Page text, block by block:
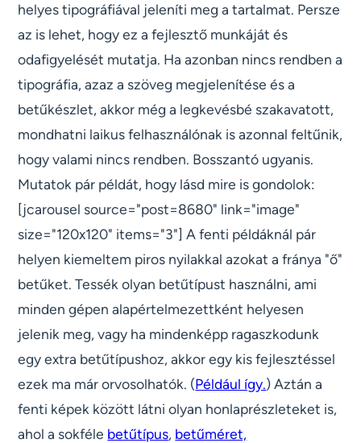
helyes tipográfiával jeleníti meg a tartalmat. Persze
az is lehet, hogy ez a fejlesztő munkáját és
odafigyelését mutatja. Ha azonban nincs rendben a
tipográfia, azaz a szöveg megjelenítése és a
betűkészlet, akkor még a legkevésbé szakavatott,
mondhatni laikus felhasználónak is azonnal feltűnik,
hogy valami nincs rendben. Bosszantó ugyanis.
Mutatok pár példát, hogy lásd mire is gondolok:
[jcarousel source="post=8680" link="image"
size="120x120" items="3"] A fenti példáknál pár
helyen kiemeltem piros nyilakkal azokat a fránya "ő"
betűket. Tessék olyan betűtípust használni, ami
minden gépen alapértelmezettként helyesen
jelenik meg, vagy ha mindenképp ragaszkodunk
egy extra betűtípushoz, akkor egy kis fejlesztéssel
ezek ma már orvosolhatók. (Például így.) Aztán a
fenti képek között látni olyan honlaprészleteket is,
ahol a sokféle betűtípus, betűméret,